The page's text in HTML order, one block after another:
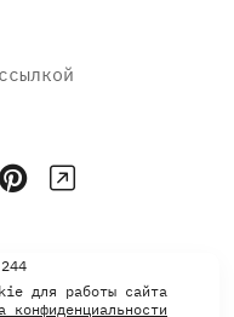
для работы сайта
конфиденциальности